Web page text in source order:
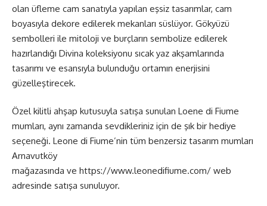
olan üfleme cam sanatıyla yapılan eşsiz tasarımlar, cam
boyasıyla dekore edilerek mekanları süslüyor. Gökyüzü
sembolleri ile mitoloji ve burçların sembolize edilerek
hazırlandığı Divina koleksiyonu sıcak yaz akşamlarında
tasarımı ve esansıyla bulunduğu ortamın enerjisini
güzelleştirecek.
Özel kilitli ahşap kutusuyla satışa sunulan Loene di Fiume
mumları, aynı zamanda sevdikleriniz için de şık bir hediye
seçeneği. Leone di Fiume’nin tüm benzersiz tasarım mumları
Arnavutköy
mağazasında ve https://www.leonedifiume.com/ web
adresinde satışa sunuluyor.